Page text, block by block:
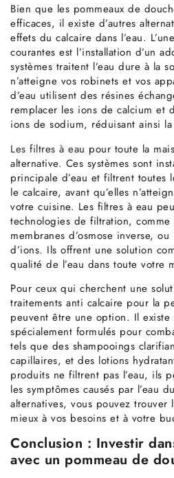
Bien que les pommeaux de
efficaces, il existe d’autres
effets du calcaire dans l’eau.
courantes est l’installation d’un
systèmes traitent l’eau dure à la
n’atteigne vos robinets et vos
d’eau utilisent des résines
remplacer les ions de calcium et
ions de sodium, réduisant ainsi
Les filtres à eau pour toute la
alternative. Ces systèmes sont
principale d’eau et filtrent toutes
le calcaire, avant qu’elles
votre cuisine. Les filtres à eau
technologies de filtration,
membranes d’osmose inverse,
d’ions. Ils offrent une solution
qualité de l’eau dans toute votre
Pour ceux qui cherchent une
traitements anti calcaire pour la
peuvent être une option. Il
spécialement formulés pour
tels que des shampooings
capillaires, et des lotions
produits ne filtrent pas l’eau, ils
les symptômes causés par l’eau
alternatives, vous pouvez
mieux à vos besoins et à votre
Conclusion : Investir
avec un pommeau de